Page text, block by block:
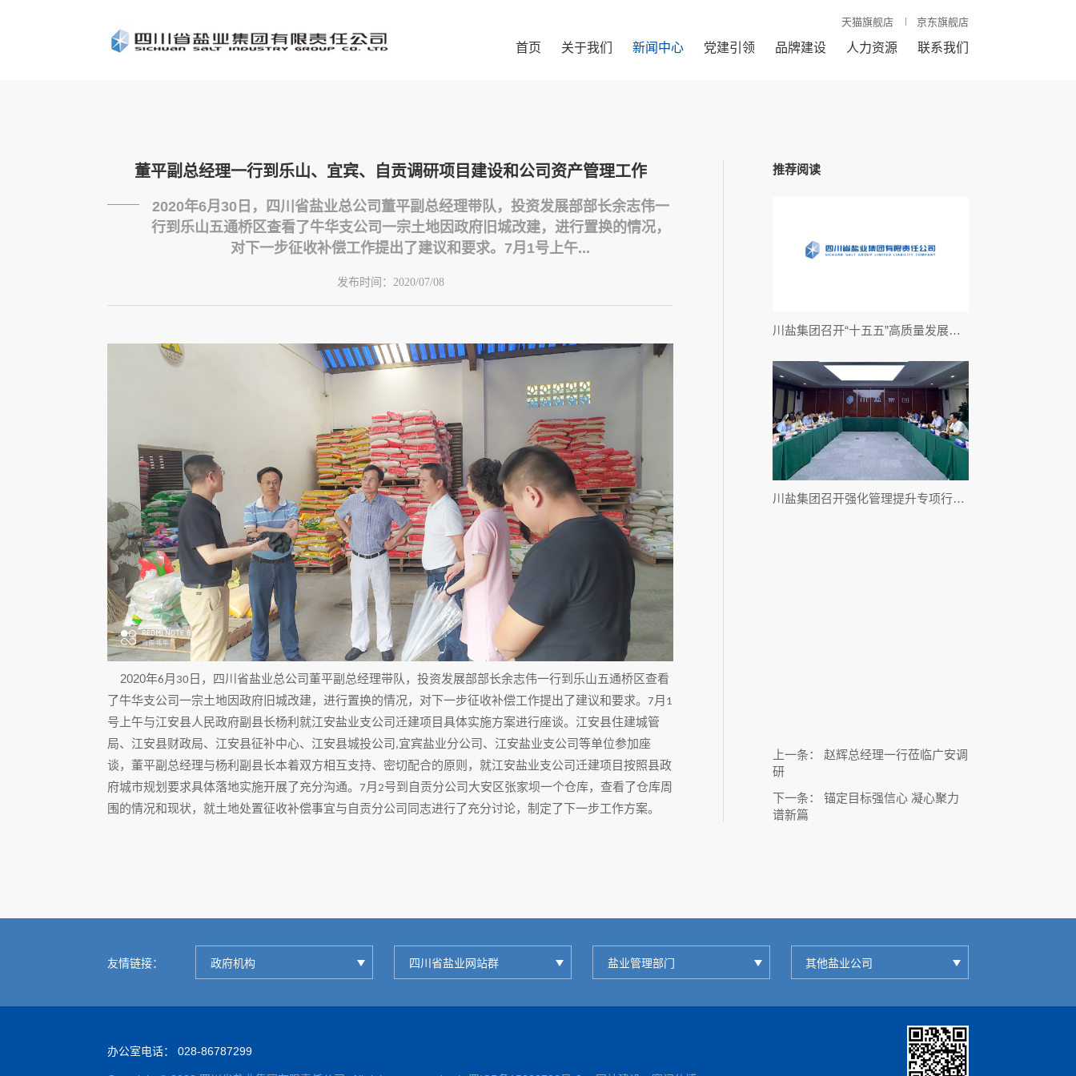
天猫旗舰店 京东旗舰店
首页 关于我们 新闻中心 党建引领 品牌建设 人力资源 联系我们
董平副总经理一行到乐山、宜宾、自贡调研项目建设和公司资产管理工作
2020年6月30日，四川省盐业总公司董平副总经理带队，投资发展部部长余志伟一
行到乐山五通桥区查看了牛华支公司一宗土地因政府旧城改建，进行置换的情况，
对下一步征收补偿工作提出了建议和要求。7月1号上午...
发布时间： 2020/07/08
2020年6 月 30 日，四川省盐业总公司董平副总经理带队，投资发展部部长余志伟一行到乐山五通桥区查看
了牛华支公司一宗土地因政府旧城改建，进行置换的情况，对下一步征收补偿工作提出了建议和要求。7 月 1
号上午与江安县人民政府副县长杨利就江安盐业支公司迁建项目具体实施方案进行座谈。江安县住建城管
局、江安县财政局、江安县征补中心、江安县城投公司 ,宜宾盐业分公司、江安盐业支公司等单位参加座
谈，董平副总经理与杨利副县长本着双方相互支持、密切配合的原则，就江安盐业支公司迁建项目按照县政
府城市规划要求具体落地实施开展了充分沟通。7 月 2号到自贡分公司大安区张家坝一个仓库，查看了仓库周
围的情况和现状，就土地处置征收补偿事宜与自贡分公司同志进行了充分讨论，制定了下一步工作方案。
推荐阅读
川盐集团召开“十五五”高质量发展规划专题研讨会
川盐集团召开强化管理提升专项行动推进会
上一条：
赵辉总经理一行莅临广安调
研
下一条：
锚定目标强信心 凝心聚力
谱新篇
友情链接： 政府机构 四川省盐业网站群 盐业管理部门 其他盐业公司
办公室电话： 028-86787299